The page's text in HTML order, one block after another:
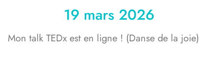
19 mars 2026
Mon talk TEDx est en ligne ! (Danse de la joie)